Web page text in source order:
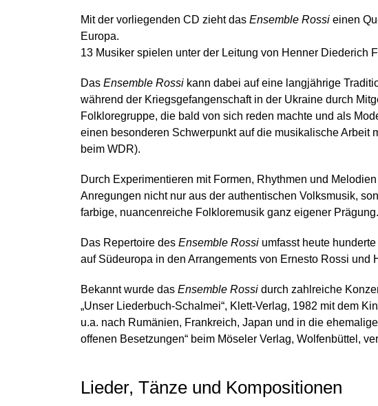
Mit der vorliegenden CD zieht das Ensemble Rossi einen
Europa.
13 Musiker spielen unter der Leitung von Henner Diederich
Das Ensemble Rossi kann dabei auf eine langjährige
während der Kriegsgefangenschaft in der Ukraine durch
Folkloregruppe, die bald von sich reden machte und als
einen besonderen Schwerpunkt auf die musikalische Arbeit
beim WDR).
Durch Experimentieren mit Formen, Rhythmen und
Anregungen nicht nur aus der authentischen Volksmusik,
farbige, nuancenreiche Folkloremusik ganz eigener Prägung.
Das Repertoire des Ensemble Rossi umfasst heute
auf Südeuropa in den Arrangements von Ernesto Rossi und
Bekannt wurde das Ensemble Rossi durch zahlreiche
„Unser Liederbuch-Schalmei“, Klett-Verlag, 1982 mit dem
u.a. nach Rumänien, Frankreich, Japan und in die
offenen Besetzungen“ beim Möseler Verlag, Wolfenbüttel,
Lieder, Tänze und Kompositionen